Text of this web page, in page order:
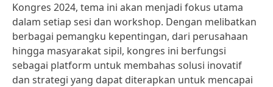
Kongres 2024, tema ini akan menjadi fokus utama
dalam setiap sesi dan workshop. Dengan melibatkan
berbagai pemangku kepentingan, dari perusahaan
hingga masyarakat sipil, kongres ini berfungsi
sebagai platform untuk membahas solusi inovatif
dan strategi yang dapat diterapkan untuk mencapai